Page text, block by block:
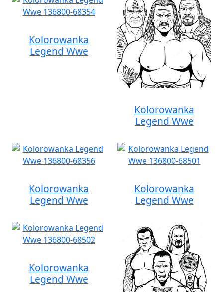
Kolorowanka
Legend Wwe
Kolorowanka
Legend Wwe
Kolorowanka
Legend Wwe
Kolorowanka
Legend Wwe
Kolorowanka
Legend Wwe